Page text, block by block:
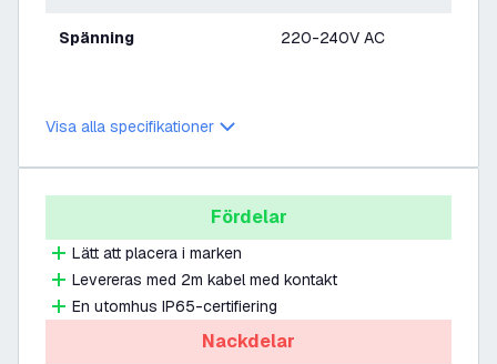
Spänning 220-240V AC
Visa alla specifikationer
Fördelar
Lätt att placera i marken
Levereras med 2m kabel med kontakt
En utomhus IP65-certifiering
Nackdelar